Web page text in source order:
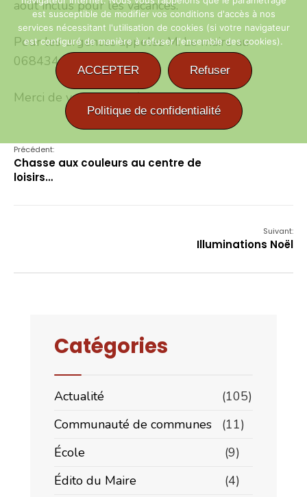
août inclus pour les vacances.
Pour les urgences appelez M. Le maire au
0684344087
Merci de votre compréhension !
Précédent:
Chasse aux couleurs au centre de
loisirs…
Suivant:
Illuminations Noël
Catégories
Actualité
(105)
Communauté de communes
(11)
École
(9)
Édito du Maire
(4)
est susceptible de modifier vos conditions d'accès à nos
services nécessitant l'utilisation de cookies (si votre navigateur
est configuré de manière à refuser l'ensemble des cookies).
ACCEPTER Refuser
Politique de confidentialité